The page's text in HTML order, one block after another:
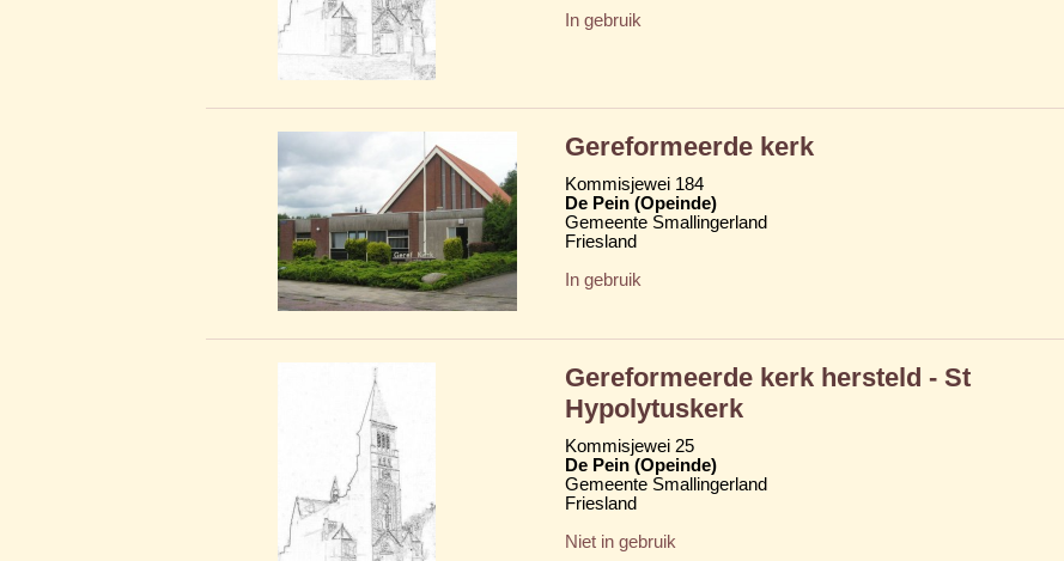
In gebruik
Gereformeerde kerk
Kommisjewei 184
De Pein (Opeinde)
Gemeente Smallingerland
Friesland
In gebruik
Gereformeerde kerk hersteld - St
Hypolytuskerk
Kommisjewei 25
De Pein (Opeinde)
Gemeente Smallingerland
Friesland
Niet in gebruik